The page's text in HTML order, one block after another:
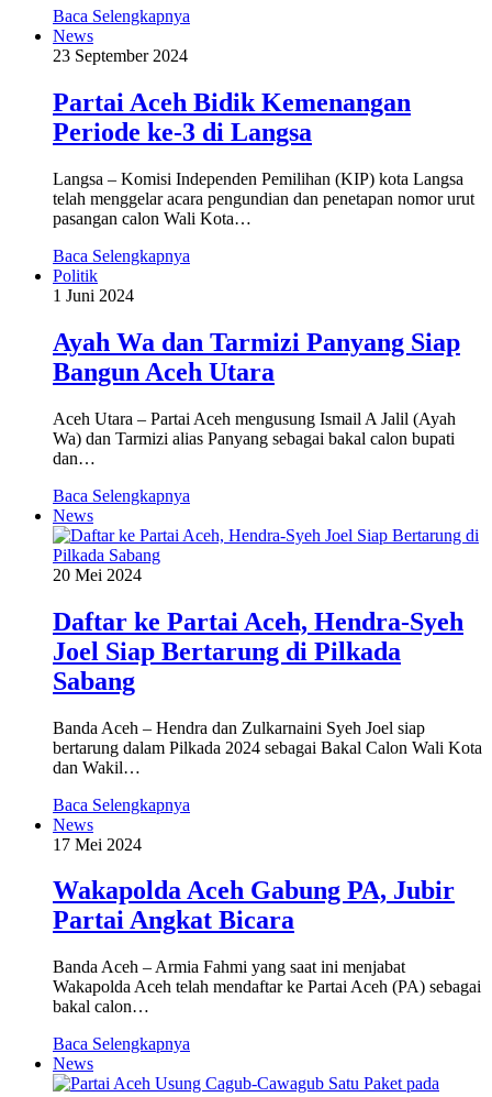
Baca Selengkapnya
News
23 September 2024
Partai Aceh Bidik Kemenangan
Periode ke-3 di Langsa
Langsa – Komisi Independen Pemilihan (KIP) kota Langsa
telah menggelar acara pengundian dan penetapan nomor urut
pasangan calon Wali Kota…
Baca Selengkapnya
Politik
1 Juni 2024
Ayah Wa dan Tarmizi Panyang Siap
Bangun Aceh Utara
Aceh Utara – Partai Aceh mengusung Ismail A Jalil (Ayah
Wa) dan Tarmizi alias Panyang sebagai bakal calon bupati
dan…
Baca Selengkapnya
News
20 Mei 2024
Daftar ke Partai Aceh, Hendra-Syeh
Joel Siap Bertarung di Pilkada
Sabang
Banda Aceh – Hendra dan Zulkarnaini Syeh Joel siap
bertarung dalam Pilkada 2024 sebagai Bakal Calon Wali Kota
dan Wakil…
Baca Selengkapnya
News
17 Mei 2024
Wakapolda Aceh Gabung PA, Jubir
Partai Angkat Bicara
Banda Aceh – Armia Fahmi yang saat ini menjabat
Wakapolda Aceh telah mendaftar ke Partai Aceh (PA) sebagai
bakal calon…
Baca Selengkapnya
News